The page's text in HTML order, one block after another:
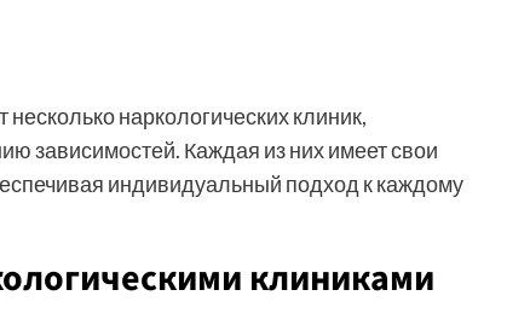
наркологических клиник,
зависимостей. Каждая из них имеет свои
индивидуальный подход к каждому
клиниками